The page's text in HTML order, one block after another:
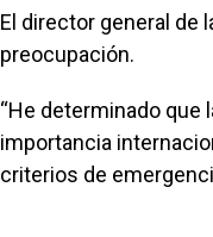
El director general de
preocupación.
“He determinado que
importancia
criterios de